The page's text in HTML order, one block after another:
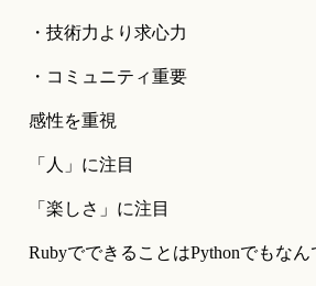
・技術力より求心力
・コミュニティ重要
感性を重視
「人」に注目
「楽しさ」に注目
RubyでできることはPythonでもなん